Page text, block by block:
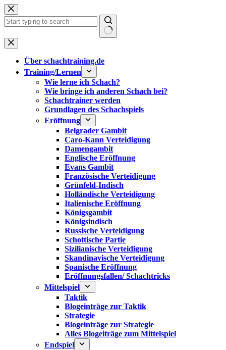
Zum
Inhalt
springen
Keine
Ergebnisse
Über schachtraining.de
Training/Lernen
Wie lerne ich Schach?
Wie bringe ich anderen Schach bei?
Schachtrainer werden
Grundlagen des Schachspiels
Eröffnung
Belgrader Gambit
Caro-Kann Verteidigung
Damengambit
Englische Eröffnung
Evans Gambit
Französische Verteidigung
Grünfeld-Indisch
Holländische Verteidigung
Italienische Eröffnung
Königsgambit
Königsindisch
Russische Verteidigung
Schottische Partie
Sizilianische Verteidigung
Skandinavische Verteidigung
Spanische Eröffnung
Eröffnungsfallen/ Schachtricks
Mittelspiel
Taktik
Blogeinträge zur Taktik
Strategie
Blogeinträge zur Strategie
Alles Blogeiträge zum Mittelspiel
Endspiel